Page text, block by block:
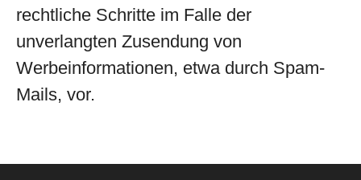
rechtliche Schritte im Falle der
unverlangten Zusendung von
Werbeinformationen, etwa durch Spam-
Mails, vor.